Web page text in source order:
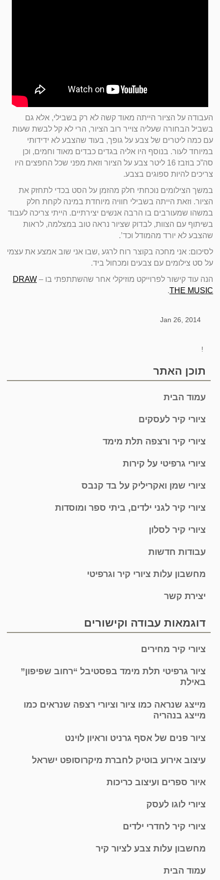
העבודה על הציור הייתה מאוד קשה לא רק בשבילי, אלא גם
בשביל הבחורה שעליה צוייר רוב הציור, הרי לא קל לבשת שעות
עם כמה ליטרים של צבע על גופך, בעוד שהצבע לא ידידותי
במיוחד לעור. בנוסף היו אליה בגדים כבדים מאוד וחמים, וכן
סה”כ בוזבז 16 ליטר צבע על הציור וזאת מפני שכל החפצים היו
צריכים להיות ספוגים בצבע.
במשך הצילומים נוכחתי חלק מהזמן על הסט בכדי לתחזק את
הציור. וזאת הייתה בשבילי חוויה מיוחדת במינה לקחת חלק
במשהו שמעורבים בו הרבה אנשים יצירתיים. הייתי צריכה לעבוד
בשיתוף עם הצוות, לבדוק שציור נראה טוב במצלמה, לראות
שהצבע לא יורד מהמודל וכד’.
לסיכום: אני מחכה בקוצר רוח לרגע ,שבו אני שוב אמצע את עצמי
על סט צילומים עם צבעים ומכחול ביד.
הנה עוד קישור לפרוייקט מוזיקלי אחר שהשתתפתי בו – DRAW
THE MUSIC
.
Jan 26, 2014
!
תוכן האתר
עמוד הבית
ציורי קיר לעסקים
ציורי קיר ורצפה תלת מימד
ציורי גרפיטי על קירות
ציורי שמן ואקריליק על בד קנבס
ציורי קיר לגני ילדים, ביתי ספר ומוסדות
ציורי קיר לסלון
עבודות חדשות
מחשבון עלות ציורי קיר וגרפיטי
יצירת קשר
דוגמאות עבודה וקישורים
ציורי קיר מחירים
ציור גרפיטי תלת מימד בפסטיבל “רחוב שפיפון”
באילת
מייצג שנראה כמו ציור וציורי רצפה שנראים כמו
מייצג בנהריה
ציור פנים של אסף גרניט וראיון לוינט
עיצוב אירוע בוטיק לחברת מיקרוסופט ישראל
איור ספרים ועיצוב כריכות
ציורי לוגו לעסק
ציורי קיר לחדרי ילדים
מחשבון עלות צבע לציור קיר
עמוד הבית